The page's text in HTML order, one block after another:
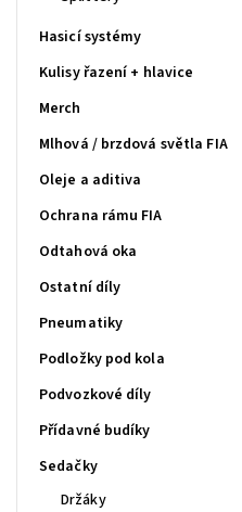
Hasicí systémy
Kulisy řazení + hlavice
Merch
Mlhová / brzdová světla FIA
Oleje a aditiva
Ochrana rámu FIA
Odtahová oka
Ostatní díly
Pneumatiky
Podložky pod kola
Podvozkové díly
Přídavné budíky
Sedačky
Držáky